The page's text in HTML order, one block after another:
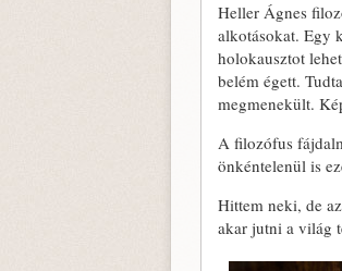
Heller Ágnes
alkotásokat. Egy
holokausztot
belém égett.
megmenekült.
A filozófus
önkéntelenül is
Hittem neki, de
akar jutni a világ